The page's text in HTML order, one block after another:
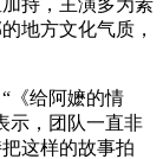
地方文化气质，
《给阿嬷的情
示，团队一直非
这样的故事拍